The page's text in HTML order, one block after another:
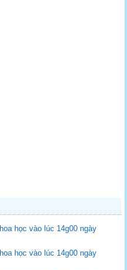
học vào lúc 14g00 ngày
học vào lúc 14g00 ngày